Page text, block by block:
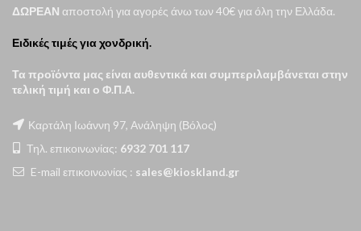
ΔΩΡΕΑΝ αποστολή για αγορές άνω των 40€ για όλη την Ελλάδα.
Ειδικές τιμές για χονδρική.
Τα προϊόντα μας είναι αυθεντικά και συμπεριλαμβάνεται στην
τελική τιμή και ο Φ.Π.Α.
Καρτάλη Ιωάννη 97, Ανάληψη (Βόλος)
Τηλ. επικοινωνίας: 6932 701 117
E-mail επικοινωνίας : sales@kioskland.gr